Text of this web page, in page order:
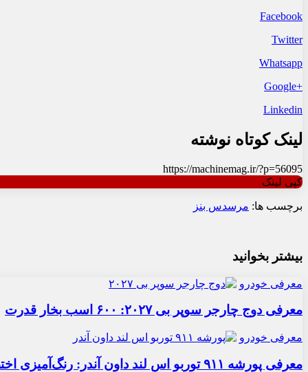
Facebook
Twitter
Whatsapp
+Google
Linkedin
لینک کوتاه نوشته
https://machinemag.ir/?p=56095
کپی لینک
برچسب ها: مرسدس بنز
بیشتر بخوانید
معرفی خودرو
معرفی دوج چارجر سوپر بی ۲۰۲۷: ۶۰۰ اسب بخار قدرت
معرفی خودرو
معرفی پورشه ۹۱۱ توربو اس لند داون آندر: رنگ‌آمیزی اختصاصی